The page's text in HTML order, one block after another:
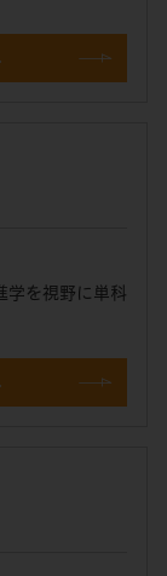
学を視野に単科